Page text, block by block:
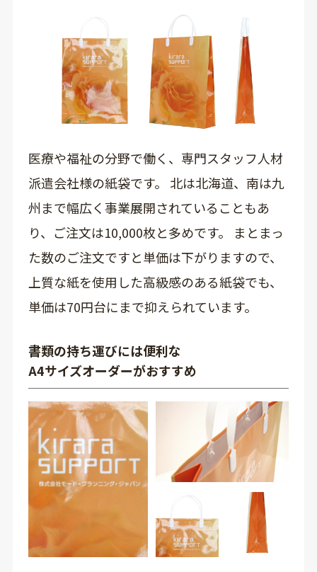
医療や福祉の分野で働く、専門スタッフ人材
派遣会社様の紙袋です。 北は北海道、南は九
州まで幅広く事業展開されていることもあ
り、ご注文は10,000枚と多めです。 まとまっ
た数のご注文ですと単価は下がりますので、
上質な紙を使用した高級感のある紙袋でも、
単価は70円台にまで抑えられています。
書類の持ち運びには便利な
A4サイズオーダーがおすすめ